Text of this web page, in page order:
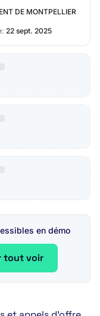
DE MONTPELLIER
22 sept. 2025
en démo
tout voir